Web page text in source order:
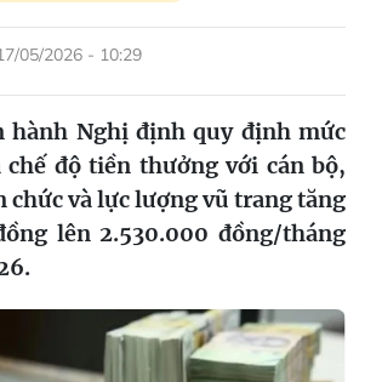
05/2026 - 10:29
hành Nghị định quy định mức
chế độ tiền thưởng với cán bộ,
chức và lực lượng vũ trang tăng
lên 2.530.000 đồng/tháng